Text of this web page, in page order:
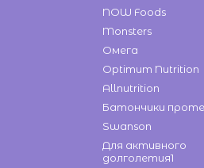
NOW Foods
Monsters
Омега
Optimum Nutrition
Allnutrition
Батончики
Swanson
Для активного
долголетия1